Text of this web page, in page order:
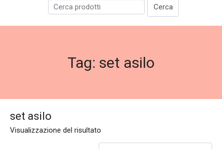
Tag: set asilo
set asilo
Visualizzazione del risultato